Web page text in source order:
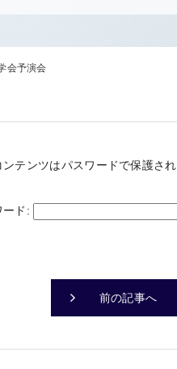
会予演会
ンテンツはパスワードで保護さ
ード:
前の記事へ